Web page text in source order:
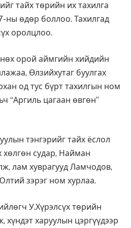
тайх төрийн их тахилга
ны өдөр боллоо. Тахилгад
оролцлоо.
орой аймгийн хийдийн
Өлзийхутаг буулгах
од тус бүрт тахилгын ном
“Аргиль цагаан өвгөн”
тэнгэрийг тайх ёслол
хөлгөн судар, Найман
лам хуврагууд Ламчодов,
зэрэг ном хурлаа.
У.Хүрэлсүх төрийн
хүндэт харуулын цэргүүдээр